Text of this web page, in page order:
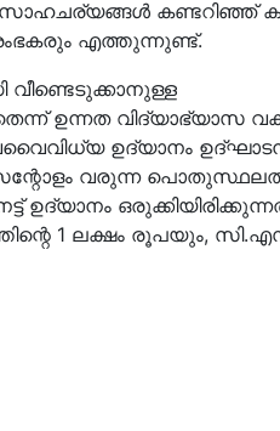
കണ്ടറിഞ്ഞ്
എത്തുന്നുണ്ട്.
വീണ്ടെടുക്കാനുള്ള
ഉന്നത വിദ്യാഭ്യാസ
ഉദ്യാനം
വരുന്ന
ഉദ്യാനം
1 ലക്ഷം രൂപയും,